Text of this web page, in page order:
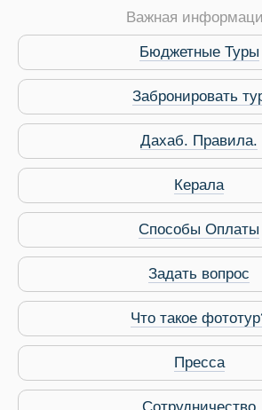
Важная
Бюджетные Туры
Забронировать
Дахаб. Правила.
Керала
Способы Оплаты
Задать вопрос
Что такое
Пресса
Сотрудничество